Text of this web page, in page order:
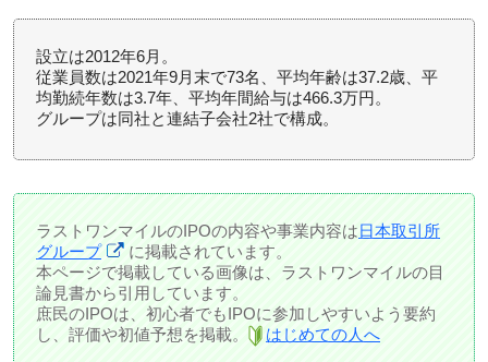
設立は2012年6月。
従業員数は2021年9月末で73名、平均年齢は37.2歳、平
均勤続年数は3.7年、平均年間給与は466.3万円。
グループは同社と連結子会社2社で構成。
ラストワンマイルのIPOの内容や事業内容は日本取引所
グループ
に掲載されています。
本ページで掲載している画像は、ラストワンマイルの目
論見書から引用しています。
庶民のIPOは、初心者でもIPOに参加しやすいよう要約
し、評価や初値予想を掲載。
はじめての人へ